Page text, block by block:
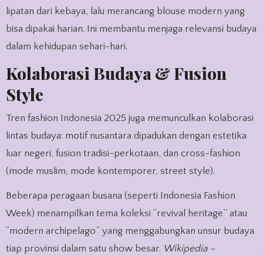
lipatan dari kebaya, lalu merancang blouse modern yang
bisa dipakai harian. Ini membantu menjaga relevansi budaya
dalam kehidupan sehari-hari.
Kolaborasi Budaya & Fusion
Style
Tren fashion Indonesia 2025 juga memunculkan kolaborasi
lintas budaya: motif nusantara dipadukan dengan estetika
luar negeri, fusion tradisi-perkotaan, dan cross-fashion
(mode muslim, mode kontemporer, street style).
Beberapa peragaan busana (seperti Indonesia Fashion
Week) menampilkan tema koleksi “revival heritage” atau
“modern archipelago” yang menggabungkan unsur budaya
tiap provinsi dalam satu show besar. Wikipedia –